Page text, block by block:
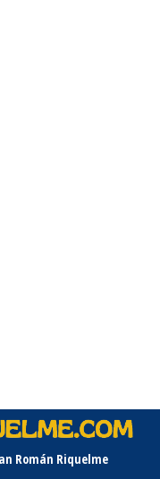
Román Riquelme